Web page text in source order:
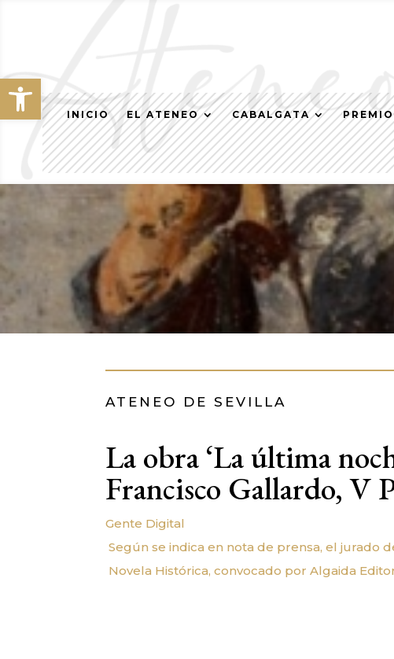
Abrir barra de herramientas
INICIO EL ATENEO CABALGATA
ATENEO DE SEVILLA
La obra ‘La última
Francisco Gallardo, V
Gente Digital
Según se indica en nota de prensa, el jurado
Novela Histórica, convocado por Algaida